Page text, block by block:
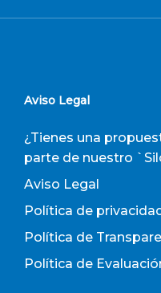
Aviso Legal
¿Tienes una
parte de nuestro
Aviso Legal
Política de
Política de
Política de